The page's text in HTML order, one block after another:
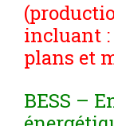
incluant :
plans et
BESS –